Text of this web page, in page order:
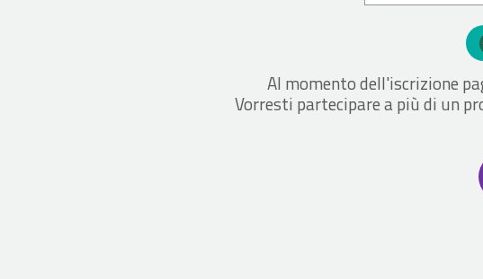
Al momento dell'iscrizione
Vorresti partecipare a più di un